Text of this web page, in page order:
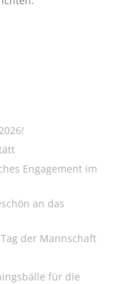
Engagement im
an das
der Mannschaft
für die